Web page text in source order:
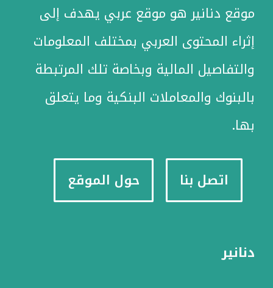
موقع دنانير هو موقع عربي يهدف إلى
إثراء المحتوى العربي بمختلف المعلومات
والتفاصيل المالية وبخاصة تلك المرتبطة
بالبنوك والمعاملات البنكية وما يتعلق
بها.
اتصل بنا حول الموقع
دنانير